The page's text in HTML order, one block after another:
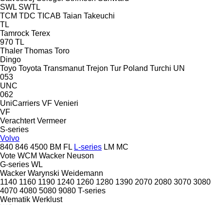
SWL SWTL
TCM TDC TICAB Taian Takeuchi
TL
Tamrock Terex
970 TL
Thaler Thomas Toro
Dingo
Toyo Toyota Transmanut Trejon Tur Poland Turchi UN
053
UNC
062
UniCarriers VF Venieri
VF
Verachtert Vermeer
S-series
Volvo
840 846 4500 BM FL L-series LM MC
Vote WCM Wacker Neuson
G-series WL
Wacker Warynski Weidemann
1140 1160 1190 1240 1260 1280 1390 2070 2080 3070 3080
4070 4080 5080 9080 T-series
Wematik Werklust